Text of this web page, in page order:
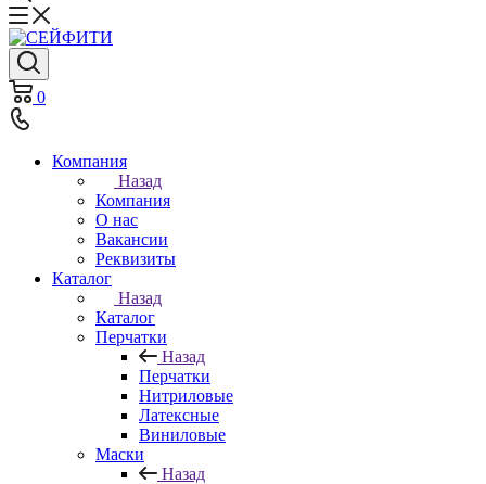
0
Компания
Назад
Компания
О нас
Вакансии
Реквизиты
Каталог
Назад
Каталог
Перчатки
Назад
Перчатки
Нитриловые
Латексные
Виниловые
Маски
Назад